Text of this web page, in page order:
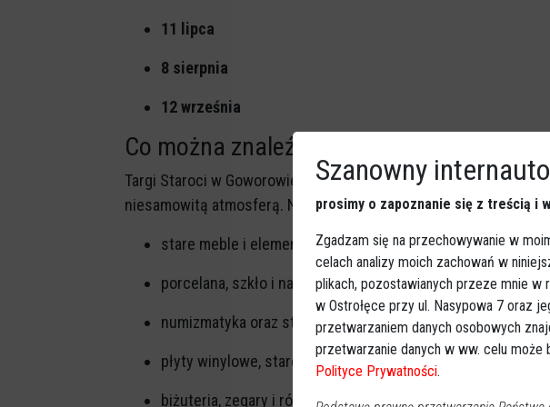
11 lipca
8 sierpnia
12 września
Co można znaleźć na targach?
Targi Staroci w Goworowie to nie tylko okazja do zakupów, ale
niesamowitą atmosferą. Na stoiskach regularnie pojawiają się:
stare meble i elementy wystroju wnętrz,
porcelana, szkło i naczynia,
numizmatyka oraz stare dokumenty i fotografie,
płyty winylowe, stare aparaty i sprzęt grający,
biżuteria, zegary i różnorodne rękodzieło.
Szanowny
prosimy o zapoznanie się z treścią i
Zgadzam się na przechowywanie w
celach analizy moich zachowań w
plikach, pozostawianych przeze mnie w
w Ostrołęce przy ul. Nasypowa 7 oraz
przetwarzaniem danych osobowych
przetwarzanie danych w ww. celu
Polityce Prywatności.